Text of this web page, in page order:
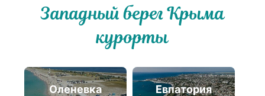
Западный берег Крыма
курорты
Оленевка Евпатория